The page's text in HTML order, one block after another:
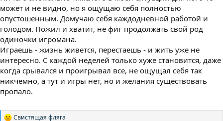
может и не видно, но я ощущаю себя полностью
опустошенным. Домучаю себя каждодневной работой и
голодом. Пожил и хватит, не фиг продолжать свой род
одиночки игромана.
Играешь - жизнь живется, перестаешь - и жить уже не
интересно. С каждой неделей только хуже становится, даже
когда срывался и проигрывал все, не ощущал себя так
никчемно, а тут и игры нет, но и желания существовать
пропало.
Свистящая фляга